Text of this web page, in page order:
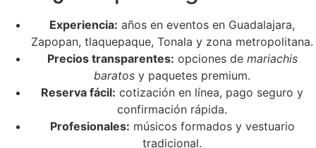
Experiencia: años en eventos en Guadalajara,
Zapopan, tlaquepaque, Tonala y zona metropolitana.
Precios transparentes: opciones de mariachis
baratos y paquetes premium.
Reserva fácil: cotización en línea, pago seguro y
confirmación rápida.
Profesionales: músicos formados y vestuario
tradicional.